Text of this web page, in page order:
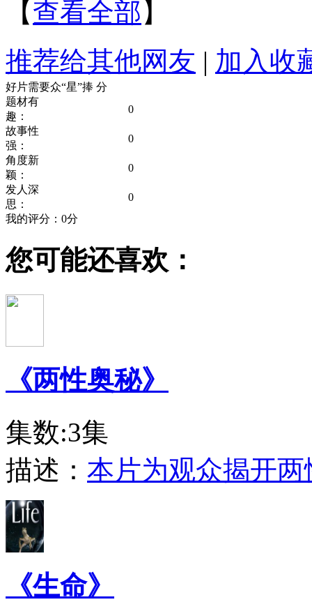
【查看全部 】
推荐给其他网友 | 加入收
好片需要众“星”捧 分
题材有
趣：
0
故事性
强：
0
角度新
颖：
0
发人深
思：
0
我的评分： 0分
您可能还喜欢：
《两性奥秘》
集数:3集
描述： 本片为观众揭开
《生命》